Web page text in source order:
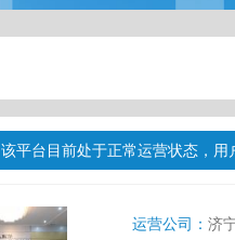
该平台目前处于正常运营状态，用
运营公司： 济